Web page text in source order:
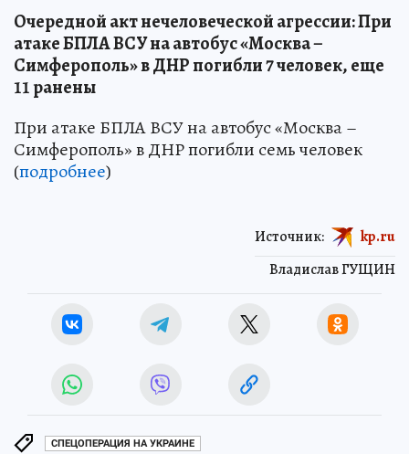
Очередной акт нечеловеческой агрессии: При
атаке БПЛА ВСУ на автобус «Москва –
Симферополь» в ДНР погибли 7 человек, еще
11 ранены
При атаке БПЛА ВСУ на автобус «Москва –
Симферополь» в ДНР погибли семь человек
(подробнее)
Владислав ГУЩИН
Источник: kp.ru
СПЕЦОПЕРАЦИЯ НА УКРАИНЕ